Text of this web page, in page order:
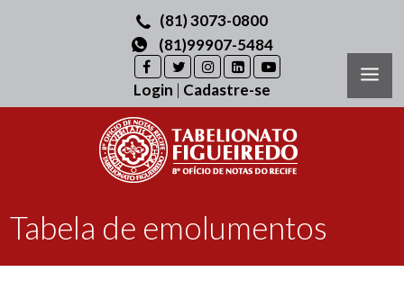
(81) 3073-0800
(81)99907-5484
Login | Cadastre-se
Tabela de emolumentos